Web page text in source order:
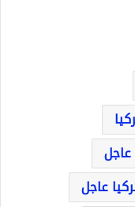
عاجل
عاجل